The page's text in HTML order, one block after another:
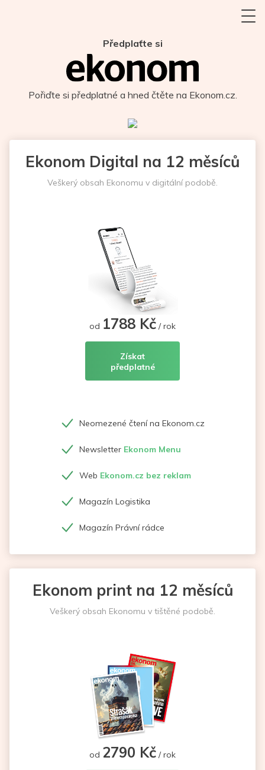
Předplaťte si
Pořiďte si předplatné a hned čtěte na Ekonom.cz.
Ekonom Digital na 12 měsíců
Veškerý obsah Ekonomu v digitální podobě.
od 1788 Kč / rok
Získat
předplatné
Neomezené čtení na Ekonom.cz
Newsletter Ekonom Menu
Web Ekonom.cz bez reklam
Magazín Logistika
Magazín Právní rádce
Ekonom print na 12 měsíců
Veškerý obsah Ekonomu v tištěné podobě.
od 2790 Kč / rok